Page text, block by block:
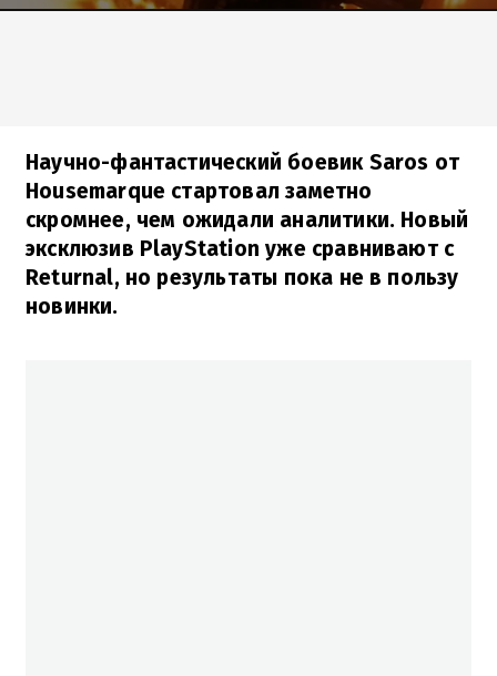
Научно-фантастический боевик Saros от
Housemarque стартовал заметно
скромнее, чем ожидали аналитики. Новый
эксклюзив PlayStation уже сравнивают с
Returnal, но результаты пока не в пользу
новинки.